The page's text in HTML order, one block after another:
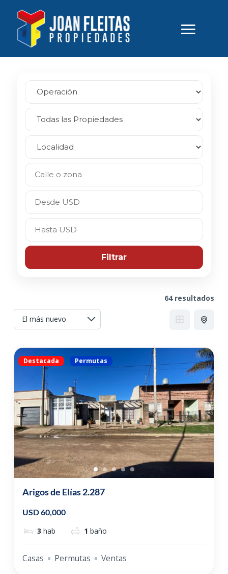
Filtrar
64 resultados
Destacada Permutas
Arigos de Elías 2.287
USD 60,000
3 hab 1 baño
Casas Permutas Ventas